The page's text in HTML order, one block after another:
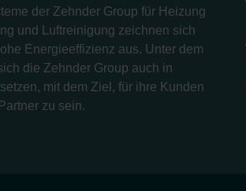
der Zehnder Group für Heizung
und Luftreinigung zeichnen sich
Energieeffizienz aus. Unter dem
die Zehnder Group auch in
mit dem Ziel, für ihre Kunden
zu sein.